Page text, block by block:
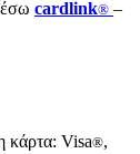
cardlink® –
κάρτα: Visa®,